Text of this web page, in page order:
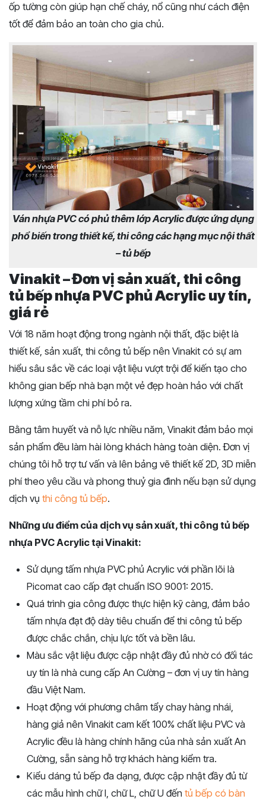
ốp tường còn giúp hạn chế cháy, nổ cũng như cách điện
tốt để đảm bảo an toàn cho gia chủ.
Ván nhựa PVC có phủ thêm lớp Acrylic được ứng dụng
phổ biến trong thiết kế, thi công các hạng mục nội thất
– tủ bếp
Vinakit – Đơn vị sản xuất, thi công
tủ bếp nhựa PVC phủ Acrylic uy tín,
giá rẻ
Với 18 năm hoạt động trong ngành nội thất, đặc biệt là
thiết kế, sản xuất, thi công tủ bếp nên Vinakit có sự am
hiểu sâu sắc về các loại vật liệu vượt trội để kiến tạo cho
không gian bếp nhà bạn một vẻ đẹp hoàn hảo với chất
lượng xứng tầm chi phí bỏ ra.
Bằng tâm huyết và nỗ lực nhiều năm, Vinakit đảm bảo mọi
sản phẩm đều làm hài lòng khách hàng toàn diện. Đơn vị
chúng tôi hỗ trợ tư vấn và lên bảng vẽ thiết kế 2D, 3D miễn
phí theo yêu cầu và phong thuỷ gia đình nếu bạn sử dụng
dịch vụ thi công tủ bếp.
Những ưu điểm của dịch vụ sản xuất, thi công tủ bếp
nhựa PVC Acrylic tại Vinakit:
Sử dụng tấm nhựa PVC phủ Acrylic với phần lõi là
Picomat cao cấp đạt chuẩn ISO 9001: 2015.
Quá trình gia công được thực hiện kỹ càng, đảm bảo
tấm nhựa đạt độ dày tiêu chuẩn để thi công tủ bếp
được chắc chắn, chịu lực tốt và bền lâu.
Màu sắc vật liệu được cập nhật đầy đủ nhờ có đối tác
uy tín là nhà cung cấp An Cường – đơn vị uy tín hàng
đầu Việt Nam.
Hoạt động với phương châm tẩy chay hàng nhái,
hàng giả nên Vinakit cam kết 100% chất liệu PVC và
Acrylic đều là hàng chính hãng của nhà sản xuất An
Cường, sẵn sàng hỗ trợ khách hàng kiểm tra.
Kiểu dáng tủ bếp đa dạng, được cập nhật đầy đủ từ
các mẫu hình chữ I, chữ L, chữ U đến tủ bếp có bàn